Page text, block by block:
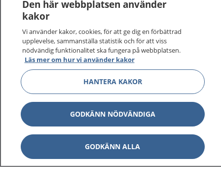
På 1177.se får du råd om hälsa och information om
sjukdomar och vilka mottagningar du kan kontakta.
Logga in för att läsa din journal och göra dina
vårdärenden. Ring telefonnummer 1177 för
sjukvårdsrådgivning dygnet runt.
1177 ger dig råd när du vill må bättre.
1177 på flera språk Visa
Om 1177 Visa
Den här webbplatsen använder
kakor
Vi använder kakor, cookies, för att ge dig en förbättrad
upplevelse, sammanställa statistik och för att viss
nödvändig funktionalitet ska fungera på webbplatsen.
Läs mer om hur vi använder kakor
HANTERA KAKOR
GODKÄNN NÖDVÄNDIGA
GODKÄNN ALLA